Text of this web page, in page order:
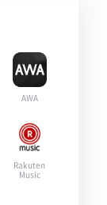
AWA
Rakuten
Music